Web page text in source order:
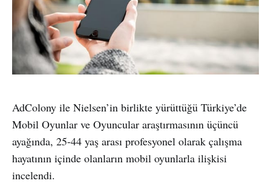
AdColony ile Nielsen’in birlikte yürüttüğü Türkiye’de
Mobil Oyunlar ve Oyuncular araştırmasının üçüncü
ayağında, 25-44 yaş arası profesyonel olarak çalışma
hayatının içinde olanların mobil oyunlarla ilişkisi
incelendi.